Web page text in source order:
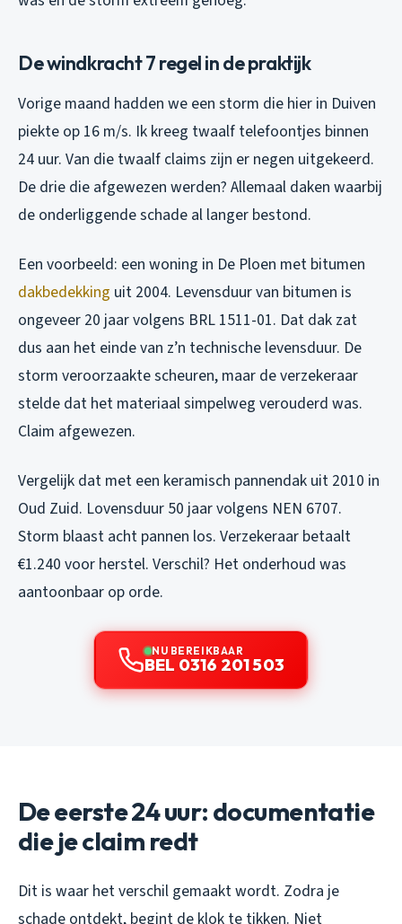
De windkracht 7 regel in de praktijk
Vorige maand hadden we een storm die hier in Duiven
piekte op 16 m/s. Ik kreeg twaalf telefoontjes binnen
24 uur. Van die twaalf claims zijn er negen uitgekeerd.
De drie die afgewezen werden? Allemaal daken waarbij
de onderliggende schade al langer bestond.
Een voorbeeld: een woning in De Ploen met bitumen
dakbedekking uit 2004. Levensduur van bitumen is
ongeveer 20 jaar volgens BRL 1511-01. Dat dak zat
dus aan het einde van z’n technische levensduur. De
storm veroorzaakte scheuren, maar de verzekeraar
stelde dat het materiaal simpelweg verouderd was.
Claim afgewezen.
Vergelijk dat met een keramisch pannendak uit 2010 in
Oud Zuid. Lovensduur 50 jaar volgens NEN 6707.
Storm blaast acht pannen los. Verzekeraar betaalt
€1.240 voor herstel. Verschil? Het onderhoud was
aantoonbaar op orde.
NU BEREIKBAAR
BEL 0316 201 503
De eerste 24 uur: documentatie
die je claim redt
Dit is waar het verschil gemaakt wordt. Zodra je
schade ontdekt, begint de klok te tikken. Niet